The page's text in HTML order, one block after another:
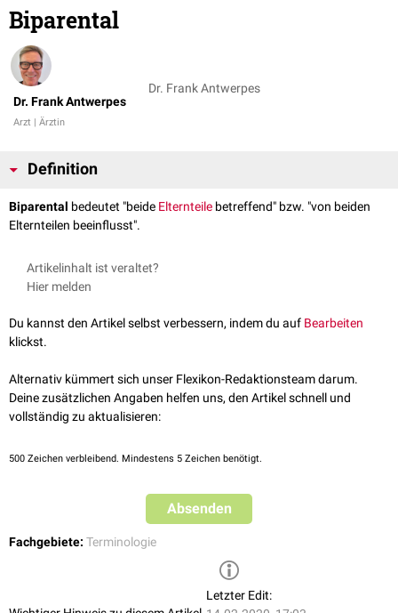
Biparental
Dr. Frank Antwerpes
Arzt | Ärztin
Dr. Frank Antwerpes
Definition
Biparental bedeutet "beide Elternteile betreffend" bzw. "von beiden
Elternteilen beeinflusst".
Artikelinhalt ist veraltet?
Hier melden
Du kannst den Artikel selbst verbessern, indem du auf Bearbeiten
klickst.
Alternativ kümmert sich unser Flexikon-Redaktionsteam darum.
Deine zusätzlichen Angaben helfen uns, den Artikel schnell und
vollständig zu aktualisieren:
500 Zeichen verbleibend. Mindestens 5 Zeichen benötigt.
Absenden
Fachgebiete: Terminologie
Letzter Edit: